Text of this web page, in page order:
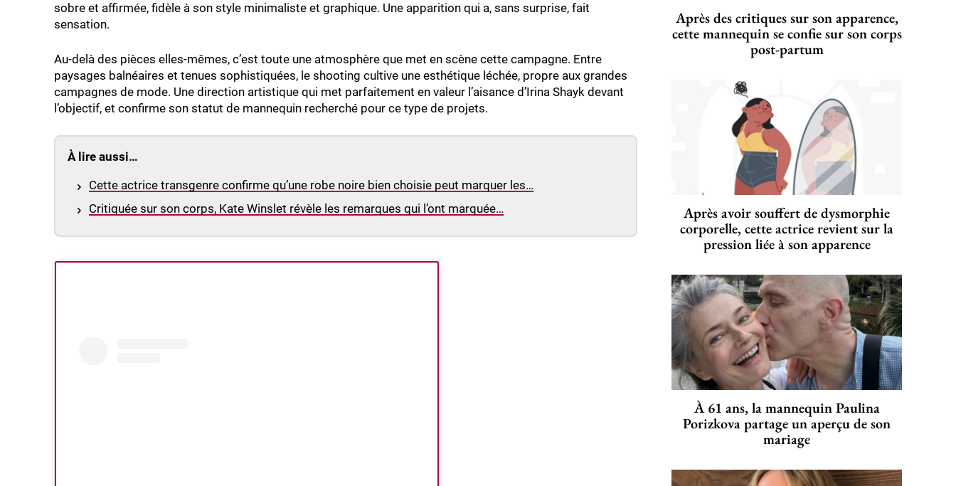
sobre et affirmée, fidèle à son style minimaliste et graphique. Une apparition qui a, sans surprise, fait
sensation.
Au-delà des pièces elles-mêmes, c’est toute une atmosphère que met en scène cette campagne. Entre
paysages balnéaires et tenues sophistiquées, le shooting cultive une esthétique léchée, propre aux grandes
campagnes de mode. Une direction artistique qui met parfaitement en valeur l’aisance d’Irina Shayk devant
l’objectif, et confirme son statut de mannequin recherché pour ce type de projets.
À lire aussi…
Cette actrice transgenre confirme qu’une robe noire bien choisie peut marquer les…
Critiquée sur son corps, Kate Winslet révèle les remarques qui l’ont marquée…
Après des critiques sur son apparence,
cette mannequin se confie sur son corps
post-partum
Après avoir souffert de dysmorphie
corporelle, cette actrice revient sur la
pression liée à son apparence
À 61 ans, la mannequin Paulina
Porizkova partage un aperçu de son
mariage